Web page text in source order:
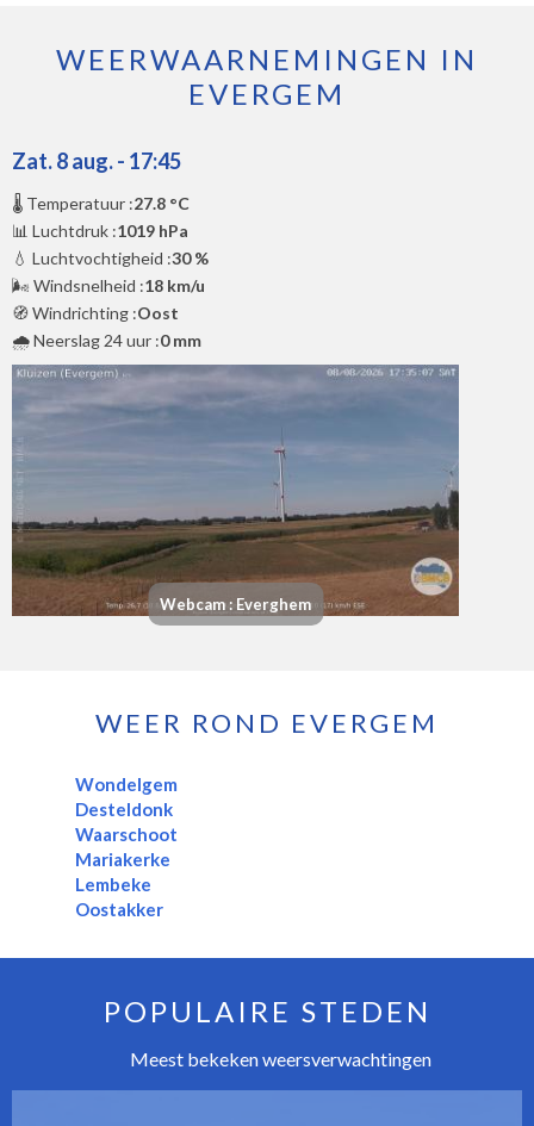
WEERWAARNEMINGEN IN
EVERGEM
Zat. 8 aug. - 17:45
🌡️ Temperatuur :27.8 °C
📊 Luchtdruk :1019 hPa
💧 Luchtvochtigheid :30 %
🌬️ Windsnelheid :18 km/u
🧭 Windrichting :Oost
🌧️ Neerslag 24 uur :0 mm
Webcam : Everghem
WEER ROND EVERGEM
Wondelgem
Desteldonk
Waarschoot
Mariakerke
Lembeke
Oostakker
POPULAIRE STEDEN
Meest bekeken weersverwachtingen